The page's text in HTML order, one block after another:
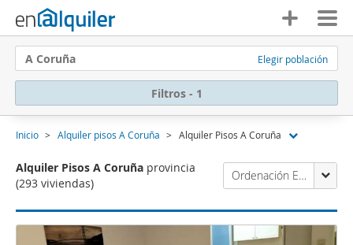
A Coruña Elegir población
Filtros - 1
Inicio Alquiler pisos A Coruña Alquiler Pisos A Coruña
Alquiler Pisos A Coruña provincia
(293 viviendas)
Ordenación Enalquiler